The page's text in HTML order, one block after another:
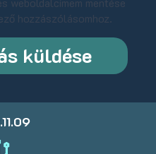
hozzászólásomhoz.